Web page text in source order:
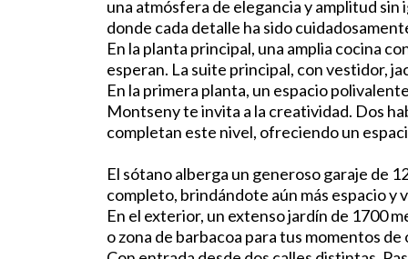
una atmósfera de elegancia y amplitud
donde cada detalle ha sido
En la planta principal, una amplia cocina
esperan. La suite principal, con vestidor,
En la primera planta, un espacio
Montseny te invita a la creatividad. Dos
completan este nivel, ofreciendo un
El sótano alberga un generoso garaje de
completo, brindándote aún más espacio y
En el exterior, un extenso jardín de 1700
o zona de barbacoa para tus momentos de